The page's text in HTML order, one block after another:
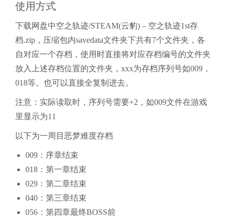
使用方式
下载网盘中空之轨迹/STEAM(云豹) – 空之轨迹1st存
档.zip，压缩包内savedata文件夹下共有7个文件夹，各
自对应一个存档，使用时直接将对应存档编号的文件夹
放入上述存档位置的文件夹，xxx为存档序列号如009，
018等。也可以直接全复制进去。
注意：实际读取时，序列号需要+2，如009文件在游戏
里显示为11
以下为一周目恶梦难度存档
009：序章结束
018：第一章结束
029：第二章结束
040：第三章结束
056：第四章最终BOSS前